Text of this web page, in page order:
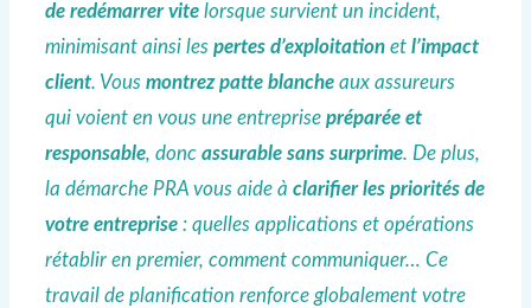
de redémarrer vite lorsque survient un incident,
minimisant ainsi lespertes d’exploitation etl’impact
client. Vousmontrez patte blanche aux assureurs
qui voient en vous une entreprisepréparée et
responsable, doncassurable sans surprime. De plus,
la démarche PRA vous aide àclarifier les priorités de
votre entreprise : quelles applications et opérations
rétablir en premier, comment communiquer… Ce
travail de planification renforce globalement votre